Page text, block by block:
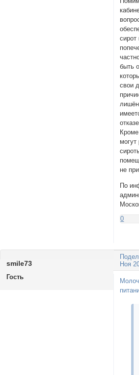
сирот
быть
свои
могут
не
По
0
Ноя
smile73
Гость